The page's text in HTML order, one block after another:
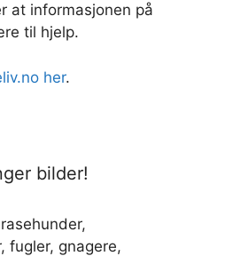
at informasjonen på
til hjelp.
her.
bilder!
fugler, gnagere,